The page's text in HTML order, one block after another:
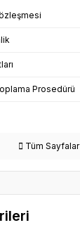
Prosedürü
Tüm Sayfalar